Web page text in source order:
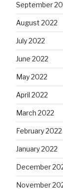
September
August 2022
July 2022
June 2022
May 2022
April 2022
March 2022
February 2022
January 2022
December
November